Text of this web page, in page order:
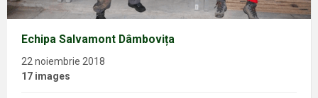
Echipa Salvamont Dâmbovița
22 noiembrie 2018
17 images